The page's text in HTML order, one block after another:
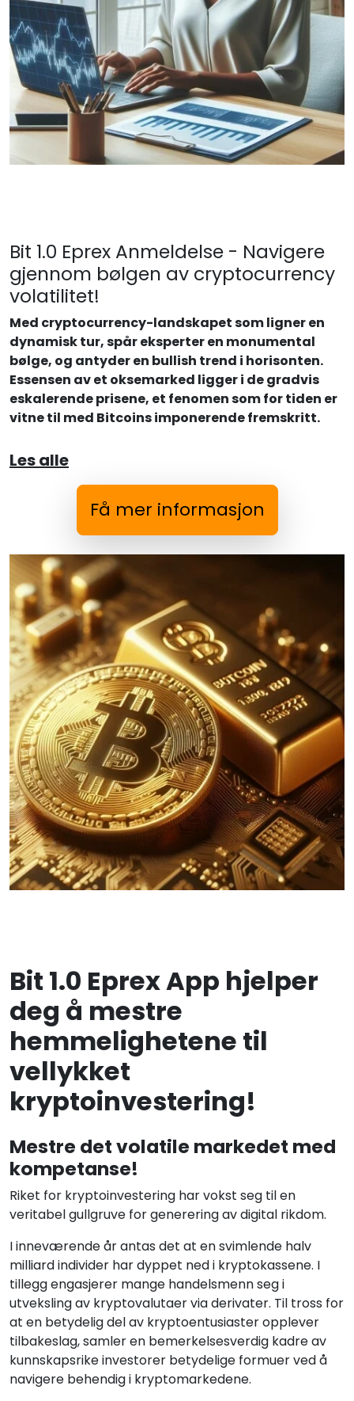
Bit 1.0 Eprex Anmeldelse - Navigere
gjennom bølgen av cryptocurrency
volatilitet!
Med cryptocurrency-landskapet som ligner en
dynamisk tur, spår eksperter en monumental
bølge, og antyder en bullish trend i horisonten.
Essensen av et oksemarked ligger i de gradvis
eskalerende prisene, et fenomen som for tiden er
vitne til med Bitcoins imponerende fremskritt.
Les alle
Få mer informasjon
Bit 1.0 Eprex App hjelper
deg å mestre
hemmelighetene til
vellykket
kryptoinvestering!
Mestre det volatile markedet med
kompetanse!
Riket for kryptoinvestering har vokst seg til en
veritabel gullgruve for generering av digital rikdom.
I inneværende år antas det at en svimlende halv
milliard individer har dyppet ned i kryptokassene. I
tillegg engasjerer mange handelsmenn seg i
utveksling av kryptovalutaer via derivater. Til tross for
at en betydelig del av kryptoentusiaster opplever
tilbakeslag, samler en bemerkelsesverdig kadre av
kunnskapsrike investorer betydelige formuer ved å
navigere behendig i kryptomarkedene.